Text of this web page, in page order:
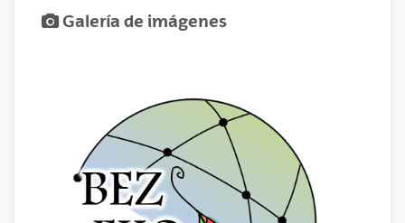
Galería de imágenes